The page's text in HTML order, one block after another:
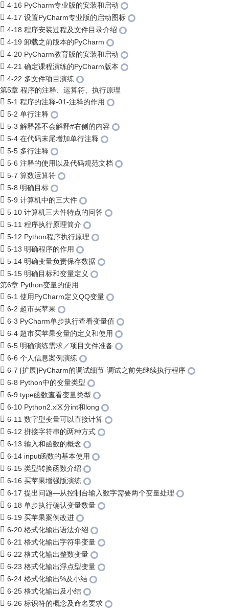
4-16 PyCharm专业版的安装和启动
4-17 设置PyCharm专业版的启动图标
4-18 程序安装过程及文件目录介绍
4-19 卸载之前版本的PyCharm
4-20 PyCharm教育版的安装和启动
4-21 确定课程演练的PyCharm版本
4-22 多文件项目演练
第5章 程序的注释、运算符、执行原理
5-1 程序的注释-01-注释的作用
5-2 单行注释
5-3 解释器不会解释#右侧的内容
5-4 在代码末尾增加单行注释
5-5 多行注释
5-6 注释的使用以及代码规范文档
5-7 算数运算符
5-8 明确目标
5-9 计算机中的三大件
5-10 计算机三大件特点的问答
5-11 程序执行原理简介
5-12 Python程序执行原理
5-13 明确程序的作用
5-14 明确变量负责保存数据
5-15 明确目标和变量定义
第6章 Python变量的使用
6-1 使用PyCharm定义QQ变量
6-2 超市买苹果
6-3 PyCharm单步执行查看变量值
6-4 超市买苹果变量的定义和使用
6-5 明确演练需求／项目文件准备
6-6 个人信息案例演练
6-7 [扩展]PyCharm的调试细节-调试之前先继续执行程序
6-8 Python中的变量类型
6-9 type函数查看变量类型
6-10 Python2.x区分int和long
6-11 数字型变量可以直接计算
6-12 拼接字符串的两种方式
6-13 输入和函数的概念
6-14 input函数的基本使用
6-15 类型转换函数介绍
6-16 买苹果增强版演练
6-17 提出问题—从控制台输入数字需要两个变量处理
6-18 单步执行确认变量数量
6-19 买苹果案例改进
6-20 格式化输出语法介绍
6-21 格式化输出字符串变量
6-22 格式化输出整数变量
6-23 格式化输出浮点型变量
6-24 格式化输出%及小结
6-25 格式化输出及小结
6-26 标识符的概念及命名要求